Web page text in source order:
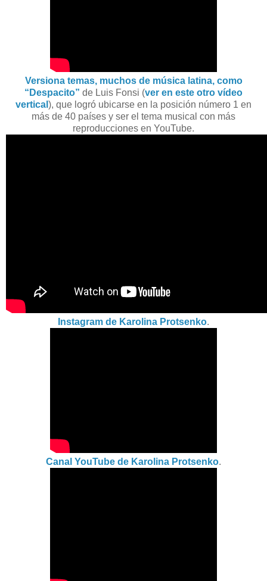
Versiona temas, muchos de música latina, como
“Despacito” de Luis Fonsi (ver en este otro vídeo
vertical ), que logró ubicarse en la posición número 1 en
más de 40 países y ser el tema musical con más
reproducciones en YouTube.
Instagram de Karolina Protsenko.
Canal YouTube de Karolina Protsenko.